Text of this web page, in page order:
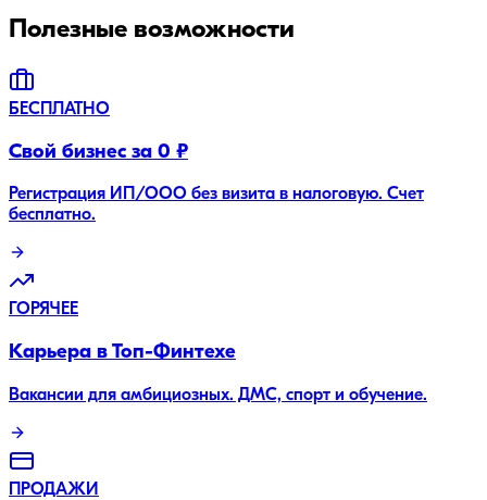
Полезные возможности
БЕСПЛАТНО
Свой бизнес за 0 ₽
Регистрация ИП/ООО без визита в налоговую. Счет
бесплатно.
ГОРЯЧЕЕ
Карьера в Топ-Финтехе
Вакансии для амбициозных. ДМС, спорт и обучение.
ПРОДАЖИ